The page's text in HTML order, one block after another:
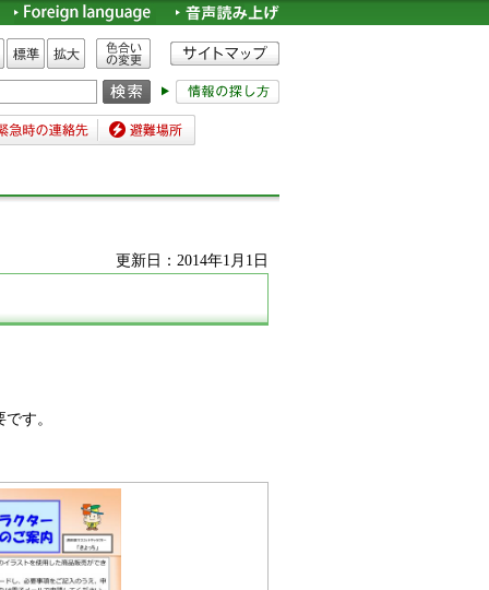
標準 拡大
色合いの変更
の連絡先 避難場所
更新日：2014年1月1日
す。